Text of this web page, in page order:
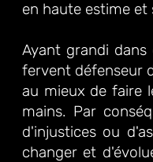
en haute estime
Ayant grandi
fervent défenseur
au mieux de faire
mains. Par
d'injustices ou
changer et